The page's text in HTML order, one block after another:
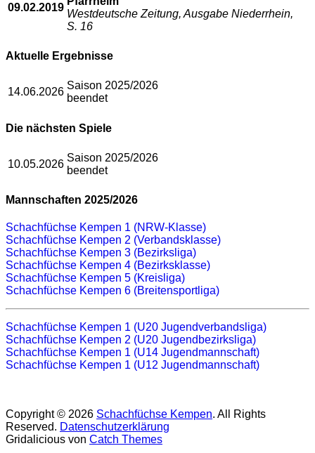
09.02.2019
Westdeutsche Zeitung, Ausgabe Niederrhein,
S. 16
Aktuelle Ergebnisse
14.06.2026
Saison 2025/2026
beendet
Die nächsten Spiele
10.05.2026
Saison 2025/2026
beendet
Mannschaften 2025/2026
Schachfüchse Kempen 1 (NRW-Klasse)
Schachfüchse Kempen 2 (Verbandsklasse)
Schachfüchse Kempen 3 (Bezirksliga)
Schachfüchse Kempen 4 (Bezirksklasse)
Schachfüchse Kempen 5 (Kreisliga)
Schachfüchse Kempen 6 (Breitensportliga)
Schachfüchse Kempen 1 (U20 Jugendverbandsliga)
Schachfüchse Kempen 2 (U20 Jugendbezirksliga)
Schachfüchse Kempen 1 (U14 Jugendmannschaft)
Schachfüchse Kempen 1 (U12 Jugendmannschaft)
Copyright © 2026 Schachfüchse Kempen. All Rights
Reserved. Datenschutzerklärung
Gridalicious von Catch Themes